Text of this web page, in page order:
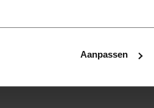
Aanpassen